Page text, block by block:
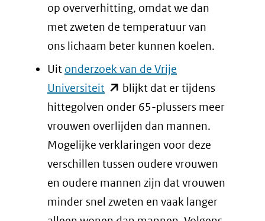
op oververhitting, omdat we dan
met zweten de temperatuur van
ons lichaam beter kunnen koelen.
Uit onderzoek van de Vrije
Universiteit (opent
in
nieuw
venster)
(verwijst
naar
een
blijkt dat er tijdens
hittegolven onder 65-plussers meer
vrouwen overlijden dan mannen.
Mogelijke verklaringen voor deze
verschillen tussen oudere vrouwen
en oudere mannen zijn dat vrouwen
minder snel zweten en vaak langer